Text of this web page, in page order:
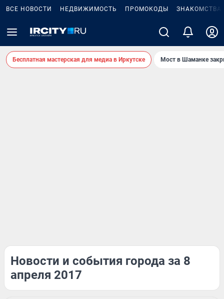
ВСЕ НОВОСТИ НЕДВИЖИМОСТЬ ПРОМОКОДЫ ЗНАКОМСТВА
Бесплатная мастерская для медиа в Иркутске Мост в Шаманке
Новости и события города за 8
апреля 2017